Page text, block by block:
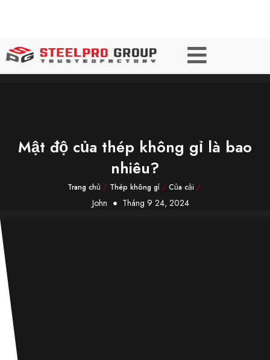
Mật độ của thép không gỉ là bao
nhiêu?
Trang chủ / Thép không gỉ/ Của cải /
John Tháng 9 24, 2024